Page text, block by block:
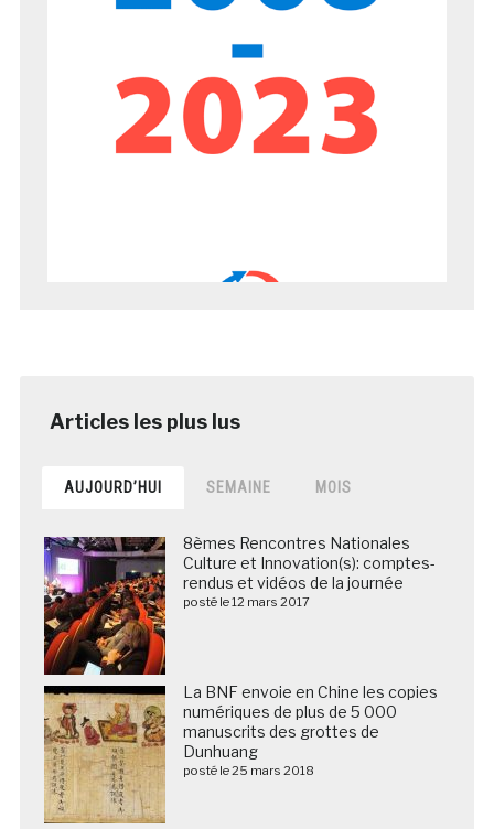
AUJOURD’HUI SEMAINE MOIS
8èmes Rencontres Nationales
Culture et Innovation(s): comptes-
rendus et vidéos de la journée
posté le 12 mars 2017
La BNF envoie en Chine les copies
numériques de plus de 5 000
manuscrits des grottes de
Dunhuang
posté le 25 mars 2018